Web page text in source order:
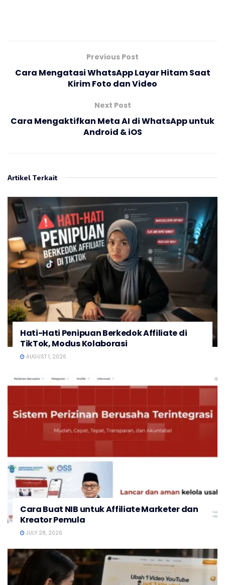
Previous Post
Cara Mengatasi WhatsApp Layar Hitam Saat
Kirim Foto dan Video
Next Post
Cara Mengaktifkan Meta AI di WhatsApp untuk
Android & iOS
Artikel Terkait
Hati-Hati Penipuan Berkedok Affiliate di
TikTok, Modus Kolaborasi
AUGUST 1, 2026
Cara Buat NIB untuk Affiliate Marketer dan
Kreator Pemula
JULY 28, 2026